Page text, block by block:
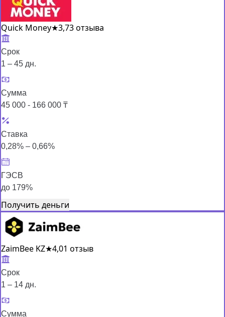
Quick Money★3,73 отзыва
Срок
1 – 45 дн.
Сумма
45 000 - 166 000 ₸
Ставка
0,28% – 0,66%
ГЭСВ
до 179%
Получить деньги
ZaimBee KZ★4,01 отзыв
Срок
1 – 14 дн.
Сумма